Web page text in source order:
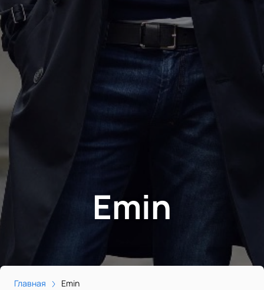
Emin
Главная Emin